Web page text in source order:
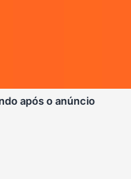
após o anúncio